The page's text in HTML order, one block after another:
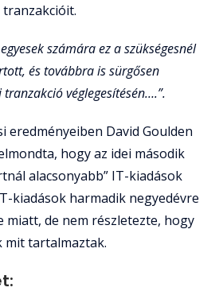
számára ez a szükségesnél
és továbbra is sürgősen
véglegesítésén….”.
eredményeiben David Goulden
hogy az idei második
alacsonyabb” IT-kiadások
kiadások harmadik negyedévre
miatt, de nem részletezte, hogy
mit tartalmaztak.